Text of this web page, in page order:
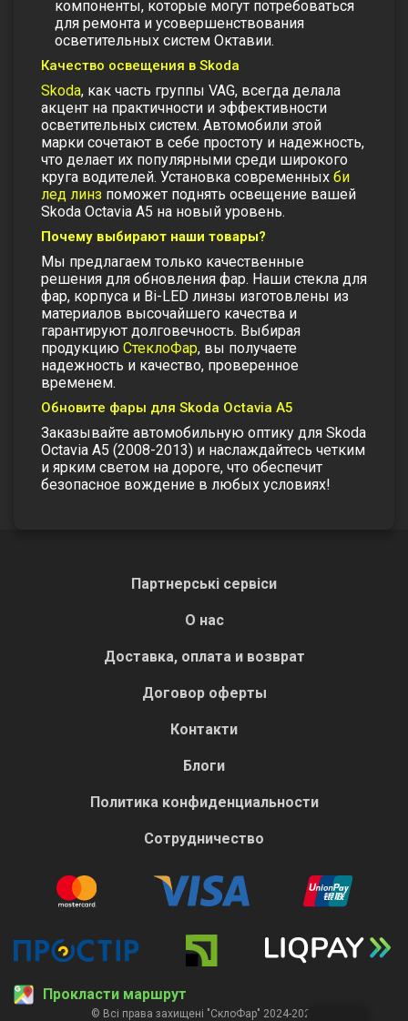
компоненты, которые могут потребоваться
для ремонта и усовершенствования
осветительных систем Октавии.
Качество освещения в Skoda
Skoda, как часть группы VAG, всегда делала
акцент на практичности и эффективности
осветительных систем. Автомобили этой
марки сочетают в себе простоту и надежность,
что делает их популярными среди широкого
круга водителей. Установка современных би
лед линз поможет поднять освещение вашей
Skoda Octavia A5 на новый уровень.
Почему выбирают наши товары?
Мы предлагаем только качественные
решения для обновления фар. Наши стекла для
фар, корпуса и Bi-LED линзы изготовлены из
материалов высочайшего качества и
гарантируют долговечность. Выбирая
продукцию СтеклоФар, вы получаете
надежность и качество, проверенное
временем.
Обновите фары для Skoda Octavia A5
Заказывайте автомобильную оптику для Skoda
Octavia A5 (2008-2013) и наслаждайтесь четким
и ярким светом на дороге, что обеспечит
безопасное вождение в любых условиях!
Партнерські сервіси
О нас
Доставка, оплата и возврат
Договор оферты
Контакти
Блоги
Политика конфиденциальности
Сотрудничество
Прокласти маршрут
© Всі права захищені "СклоФар" 2024-2026